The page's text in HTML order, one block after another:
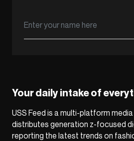
Your daily intake of
USS Feed is a multi-platform
distributes generation z-focused
reporting the latest trends on